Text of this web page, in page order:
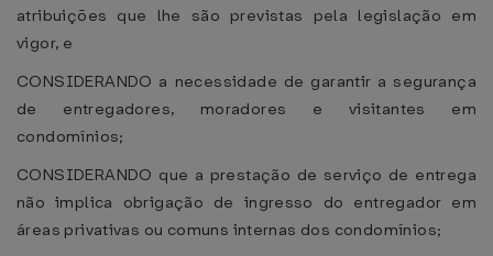
atribuições que lhe são previstas pela legislação em
vigor, e
CONSIDERANDO a necessidade de garantir a segurança
de entregadores, moradores e visitantes em
condomínios;
CONSIDERANDO que a prestação de serviço de entrega
não implica obrigação de ingresso do entregador em
áreas privativas ou comuns internas dos condomínios;